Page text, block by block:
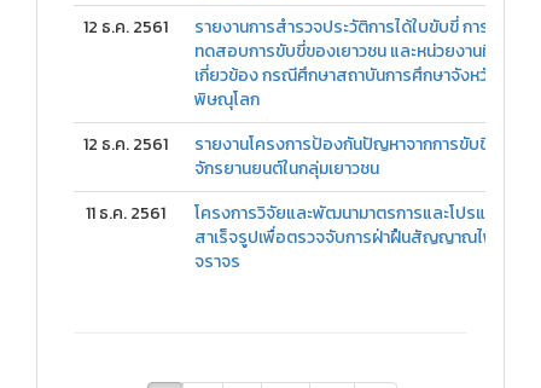
12 ธ.ค. 2561
รายงานการสำรวจประวัติการได้ใบขับขี่ การ
ทดสอบการขับขี่ของเยาวชน และหน่วยงานที่
เกี่ยวข้อง กรณีศึกษาสถาบันการศึกษาจังหวัด
พิษณุโลก
12 ธ.ค. 2561
รายงานโครงการป้องกันปัญหาจากการขับขี่รถ
จักรยานยนต์ในกลุ่มเยาวชน
11 ธ.ค. 2561
โครงการวิจัยและพัฒนามาตรการและโปรแกรม
สาเร็จรูปเพื่อตรวจจับการฝ่าฝืนสัญญาณไฟ
จราจร